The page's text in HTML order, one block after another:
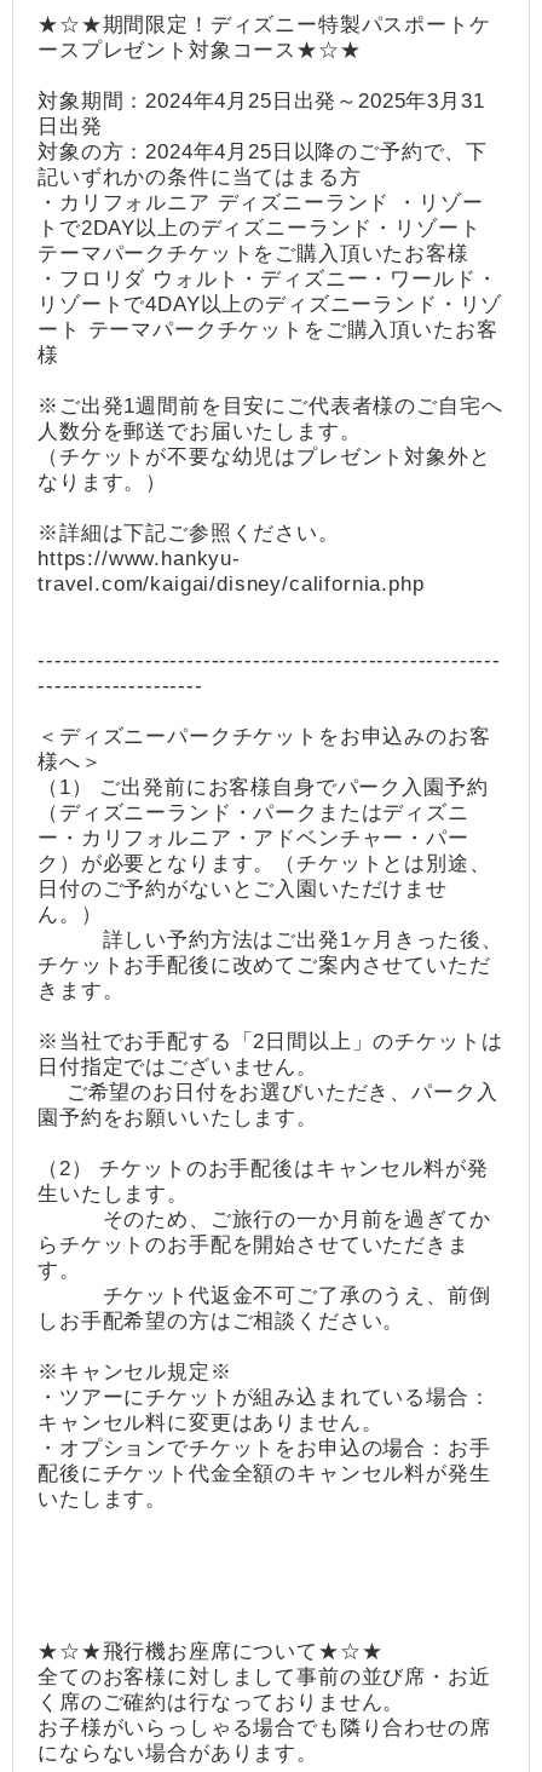
★☆★期間限定！ディズニー特製パスポートケ
ースプレゼント対象コース★☆★
対象期間：2024年4月25日出発～2025年3月31
日出発
対象の方：2024年4月25日以降のご予約で、下
記いずれかの条件に当てはまる方
・カリフォルニア ディズニーランド ・リゾー
トで2DAY以上のディズニーランド・リゾート
テーマパークチケットをご購入頂いたお客様
・フロリダ ウォルト・ディズニー・ワールド・
リゾートで4DAY以上のディズニーランド・リゾ
ート テーマパークチケットをご購入頂いたお客
様
※ご出発1週間前を目安にご代表者様のご自宅へ
人数分を郵送でお届いたします。
（チケットが不要な幼児はプレゼント対象外と
なります。）
※詳細は下記ご参照ください。
https://www.hankyu-
travel.com/kaigai/disney/california.php
--------------------------------------------------------
--------------------
＜ディズニーパークチケットをお申込みのお客
様へ＞
（1） ご出発前にお客様自身でパーク入園予約
（ディズニーランド・パークまたはディズニ
ー・カリフォルニア・アドベンチャー・パー
ク）が必要となります。（チケットとは別途、
日付のご予約がないとご入園いただけませ
ん。）
詳しい予約方法はご出発1ヶ月きった後、
チケットお手配後に改めてご案内させていただ
きます。
※当社でお手配する「2日間以上」のチケットは
日付指定ではございません。
ご希望のお日付をお選びいただき、パーク入
園予約をお願いいたします。
（2） チケットのお手配後はキャンセル料が発
生いたします。
そのため、ご旅行の一か月前を過ぎてか
らチケットのお手配を開始させていただきま
す。
チケット代返金不可ご了承のうえ、前倒
しお手配希望の方はご相談ください。
※キャンセル規定※
・ツアーにチケットが組み込まれている場合：
キャンセル料に変更はありません。
・オプションでチケットをお申込の場合：お手
配後にチケット代金全額のキャンセル料が発生
いたします。
★☆★飛行機お座席について★☆★
全てのお客様に対しまして事前の並び席・お近
く席のご確約は行なっておりません。
お子様がいらっしゃる場合でも隣り合わせの席
にならない場合があります。